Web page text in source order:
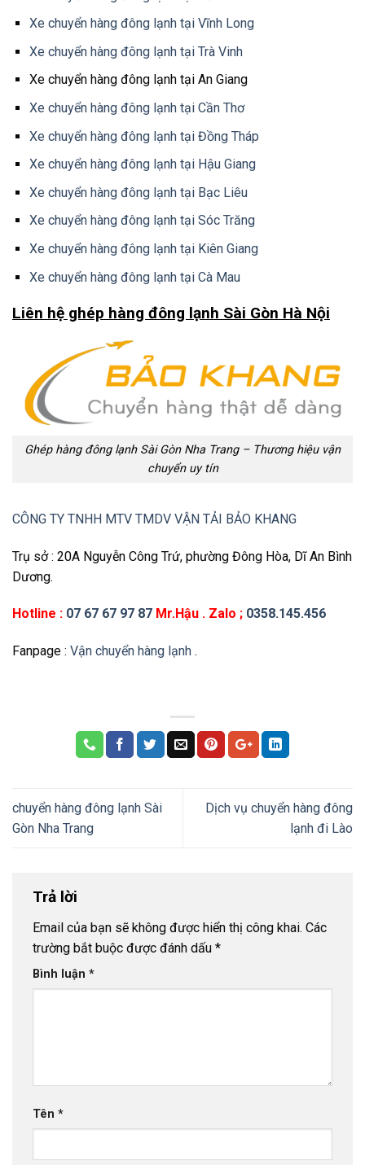
Xe chuyển hàng đông lạnh tại Vĩnh Long
Xe chuyển hàng đông lạnh tại Trà Vinh
Xe chuyển hàng đông lạnh tại An Giang
Xe chuyển hàng đông lạnh tại Cần Thơ
Xe chuyển hàng đông lạnh tại Đồng Tháp
Xe chuyển hàng đông lạnh tại Hậu Giang
Xe chuyển hàng đông lạnh tại Bạc Liêu
Xe chuyển hàng đông lạnh tại Sóc Trăng
Xe chuyển hàng đông lạnh tại Kiên Giang
Xe chuyển hàng đông lạnh tại Cà Mau
Liên hệ ghép hàng đông lạnh Sài Gòn Hà Nội
Ghép hàng đông lạnh Sài Gòn Nha Trang – Thương hiệu vận
chuyển uy tín
CÔNG TY TNHH MTV TMDV VẬN TẢI BẢO KHANG
Trụ sở : 20A Nguyễn Công Trứ, phường Đông Hòa, Dĩ An Bình
Dương.
Hotline : 07 67 67 97 87 Mr.Hậu . Zalo ; 0358.145.456
Fanpage : Vận chuyển hàng lạnh .
chuyển hàng đông lạnh Sài
Gòn Nha Trang
Dịch vụ chuyển hàng đông
lạnh đi Lào
Trả lời
Email của bạn sẽ không được hiển thị công khai. Các
trường bắt buộc được đánh dấu *
Bình luận *
Tên *